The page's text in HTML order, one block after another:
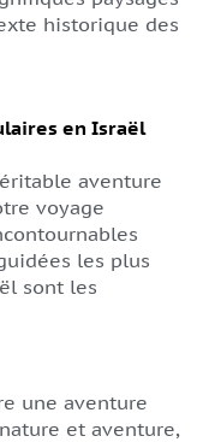
historique des
en Israël
aventure
voyage
les plus
sont les
une aventure
et aventure,